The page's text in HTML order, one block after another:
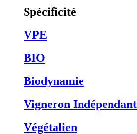
Spécificité
VPE
BIO
Biodynamie
Vigneron Indépendant
Végétalien